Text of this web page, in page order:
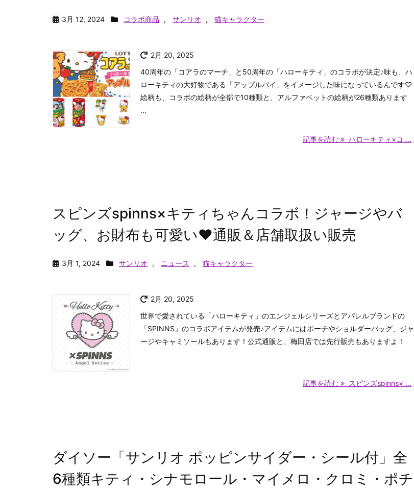
3月 12, 2024 コラボ商品 , サンリオ , 猫キャラクター
2月 20, 2025
40周年の「コアラのマーチ」と50周年の「ハローキティ」のコラボが決定♪味も、ハ
ローキティの大好物である「アップルパイ」をイメージした味になっているんです♡
絵柄も、コラボの絵柄が全部で10種類と、アルファベットの絵柄が26種類あります
...
記事を読む ハローキティ×コ ...
スピンズspinns×キティちゃんコラボ！ジャージやバ
ッグ、お財布も可愛い♥通販＆店舗取扱い販売
3月 1, 2024 サンリオ , ニュース , 猫キャラクター
2月 20, 2025
世界で愛されている「ハローキティ」のエンジェルシリーズとアパレルブランドの
「SPINNS」のコラボアイテムが発売♪アイテムにはポーチやショルダーバッグ、ジャ
ージやキャミソールもあります！公式通販と、梅田店では先行販売もありますよ！
記事を読む スピンズspinns× ...
ダイソー「サンリオ ポッピンサイダー・シール付」全
6種類キティ・シナモロール・マイメロ・クロミ・ポチ